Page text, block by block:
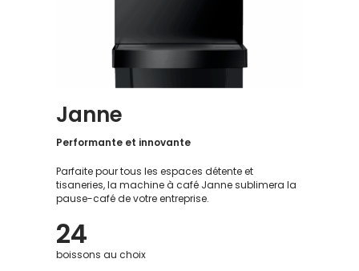
Janne
Performante et innovante
Parfaite pour tous les espaces détente et
tisaneries, la machine à café Janne sublimera la
pause-café de votre entreprise.
24
boissons au choix